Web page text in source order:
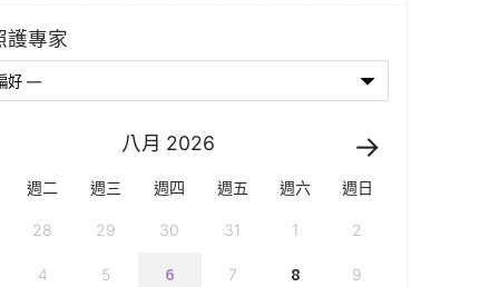
護專家
八月 2026
週二 週三 週四 週五 週六 週日
28 29 30 31 1 2
4 5 6 7 8 9